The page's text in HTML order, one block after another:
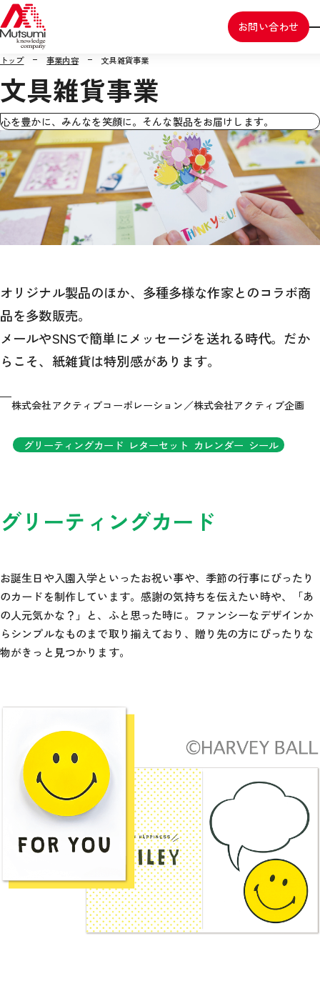
お問い合わせ
トップ 事業内容 文具雑貨事業
文具雑貨事業
心を豊かに、みんなを笑顔に。そんな製品をお届けします。
オリジナル製品のほか、多種多様な作家とのコラボ商
品を多数販売。
メールやSNSで簡単にメッセージを送れる時代。だか
らこそ、紙雑貨は特別感があります。
株式会社アクティブコーポレーション／株式会社アクティブ企画
グリーティングカード レターセット カレンダー シール
グリーティングカード
お誕生日や入園入学といったお祝い事や、季節の行事にぴったり
のカードを制作しています。感謝の気持ちを伝えたい時や、「あ
の人元気かな？」と、ふと思った時に。ファンシーなデザインか
らシンプルなものまで取り揃えており、贈り先の方にぴったりな
物がきっと見つかります。